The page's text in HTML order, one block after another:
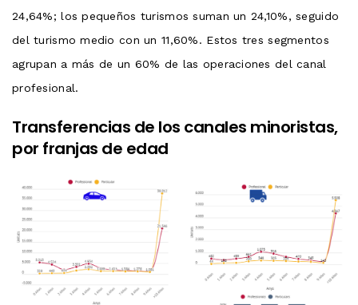
24,64%; los pequeños turismos suman un 24,10%, seguido
del turismo medio con un 11,60%. Estos tres segmentos
agrupan a más de un 60% de las operaciones del canal
profesional.
Transferencias de los canales minoristas,
por franjas de edad